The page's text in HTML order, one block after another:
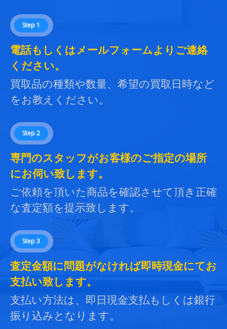
Step 1
電話もしくはメールフォームよりご連絡
ください。
買取品の種類や数量、希望の買取日時など
をお教えください。
Step 2
専門のスタッフがお客様のご指定の場所
にお伺い致します。
ご依頼を頂いた商品を確認させて頂き正確
な査定額を提示致します。
Step 3
査定金額に問題がなければ即時現金にてお
支払い致します。
支払い方法は、即日現金支払もしくは銀行
振り込みとなります。